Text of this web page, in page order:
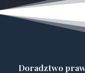
Doradztwo